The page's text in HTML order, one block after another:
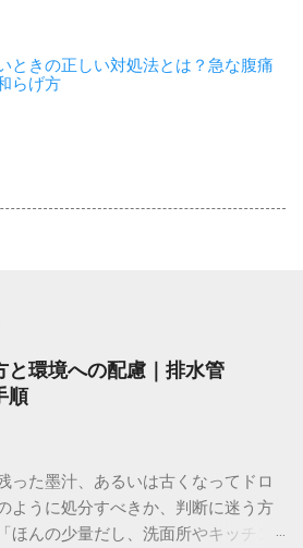
ときの正しい対処法とは？急な腹痛
らげ方
と環境への配慮｜排水管
順
った墨汁、あるいは古くなってドロ
ように処分すべきか、判断に迷う方
ほんの少量だし、洗面所やキッチン